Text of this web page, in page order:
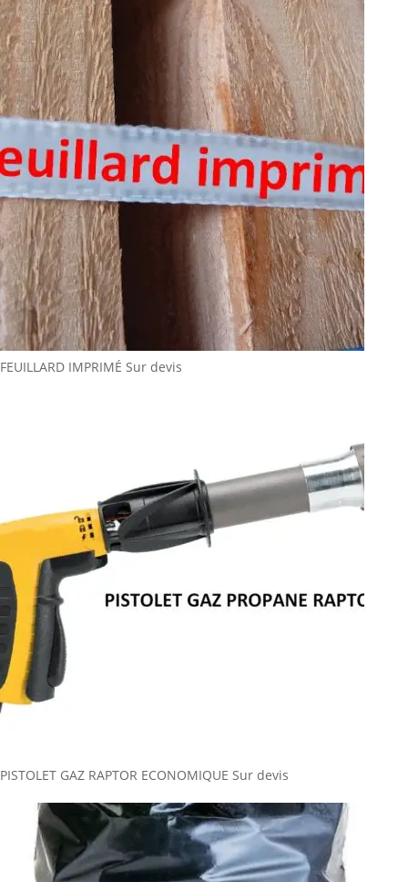
FEUILLARD IMPRIMÉ Sur devis
PISTOLET GAZ RAPTOR ECONOMIQUE Sur devis